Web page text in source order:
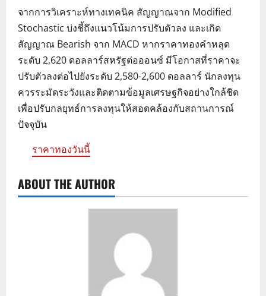
จากการวิเคราะห์ทางเทคนิค สัญญาณจาก Modified
Stochastic บ่งชี้ถึงแนวโน้มการปรับตัวลง และเกิด
สัญญาณ Bearish จาก MACD หากราคาทองคำหลุด
ระดับ 2,620 ดอลลาร์สหรัฐต่อออนซ์ มีโอกาสที่ราคาจะ
ปรับตัวลงต่อไปยังระดับ 2,580-2,600 ดอลลาร์ นักลงทุน
ควรระมัดระวังและติดตามข้อมูลเศรษฐกิจอย่างใกล้ชิด
เพื่อปรับกลยุทธ์การลงทุนให้สอดคล้องกับสถานการณ์
ปัจจุบัน
ราคาทองวันนี้
ABOUT THE AUTHOR